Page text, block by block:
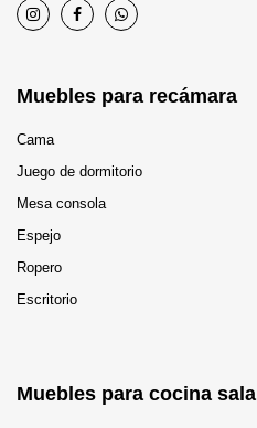
Muebles para recámara
Cama
Juego de dormitorio
Mesa consola
Espejo
Ropero
Escritorio
Muebles para cocina sala